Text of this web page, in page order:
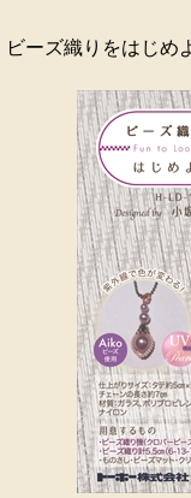
ビーズ織りをはじめ